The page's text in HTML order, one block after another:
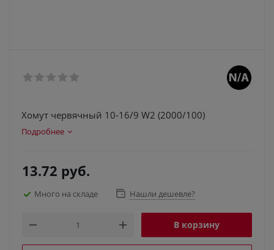
Хомут червячный 10-16/9 W2 (2000/100)
Подробнее
13.72 руб.
Много на складе Нашли дешевле?
В корзину